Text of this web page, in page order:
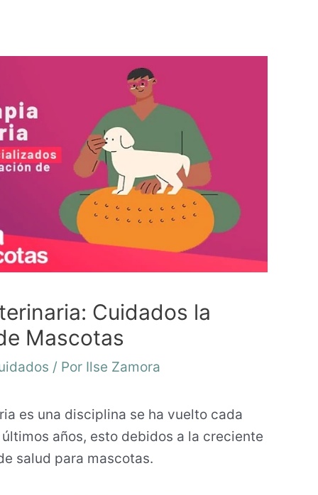
Cuidados la
Mascotas
/ Por Ilse Zamora
es una disciplina se ha vuelto cada
años, esto debidos a la creciente
salud para mascotas.